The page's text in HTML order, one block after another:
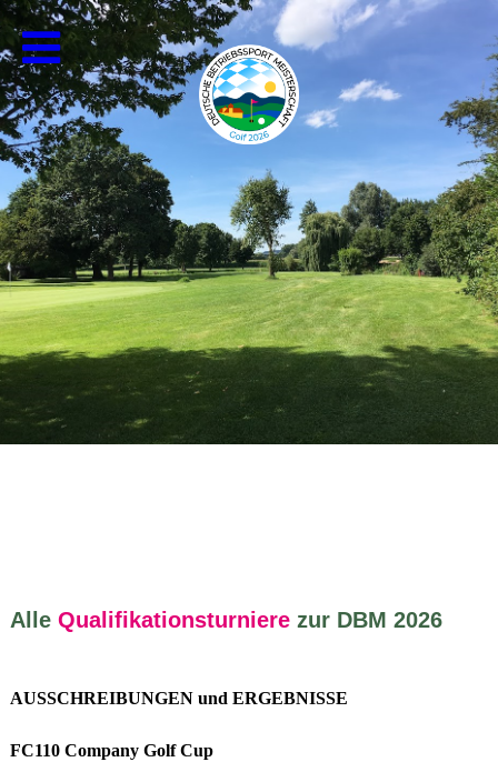
Alle Qualifikationsturnierezur DBM 2026
AUSSCHREIBUNGEN und ERGEBNISSE
FC110 Company Golf Cup